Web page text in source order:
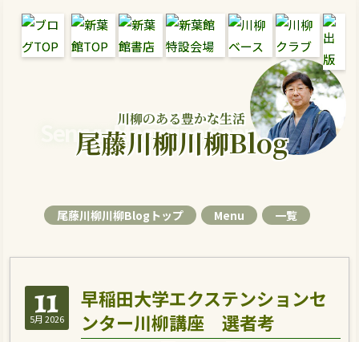
川柳のある豊かな生活
Senryu Magazine Senryu Blog
尾藤川柳川柳Blog
尾藤川柳川柳Blogトップ Menu 一覧
11
5月 2026
早稲田大学エクステンションセ
ンター川柳講座 選者考